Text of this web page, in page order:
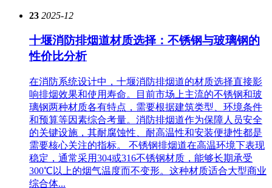
23 2025-12
十堰消防排烟道材质选择：不锈钢与玻璃钢的
性价比分析
在消防系统设计中，十堰消防排烟道的材质选择直接影
响排烟效果和使用寿命。目前市场上主流的不锈钢和玻
璃钢两种材质各有特点，需要根据建筑类型、环境条件
和预算等因素综合考量。消防排烟道作为保障人员安全
的关键设施，其耐腐蚀性、耐高温性和安装便捷性都是
需要核心关注的指标。 不锈钢排烟道在高温环境下表现
稳定，通常采用304或316不锈钢材质，能够长期承受
300℃以上的烟气温度而不变形。这种材质适合大型商业
综合体...